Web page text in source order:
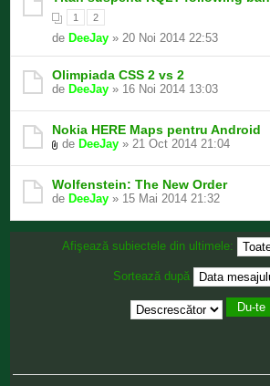
1 2
de DeeJay » 20 Noi 2014 22:53
Olimpiada CSS 2 vs 2
de DeeJay » 16 Noi 2014 13:03
Nokia HERE Maps pentru Android
de DeeJay » 21 Oct 2014 21:04
Wolfenstein: The New Order
de DeeJay » 15 Mai 2014 21:32
Afişează subiectele din ultimele:
Sortează după